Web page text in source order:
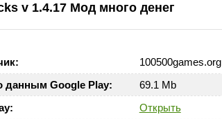
v 1.4.17 Мод много денег
100500games.org
данным Google Play:
69.1 Mb
Открыть